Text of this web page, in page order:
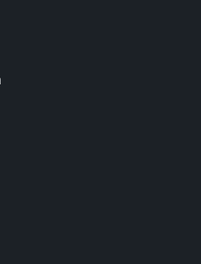
เหยื่อหรือนักรบธรรมดา อย่าง
คนธรรมดาแต่ค่อยๆ แตกสลาย
าคลั่งของเขาไม่ใช่แค่ความชั่ว